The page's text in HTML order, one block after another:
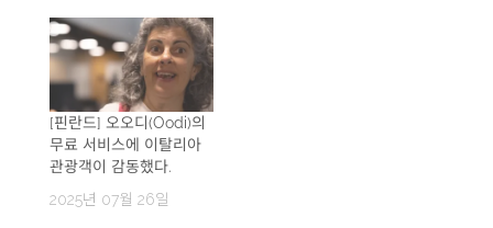
[핀란드] 오오디(Oodi)의
무료 서비스에 이탈리아
관광객이 감동했다.
2025년 07월 26일